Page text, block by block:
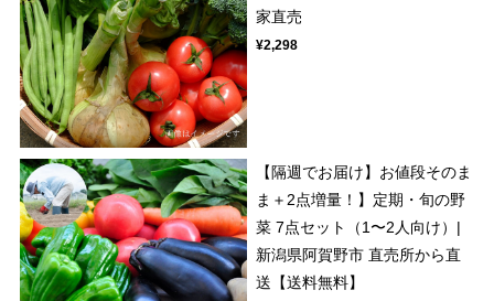
家直売
¥2,298
【隔週でお届け】お値段そのま
ま＋2点増量！】定期・旬の野
菜 7点セット（1〜2人向け）|
新潟県阿賀野市 直売所から直
送【送料無料】